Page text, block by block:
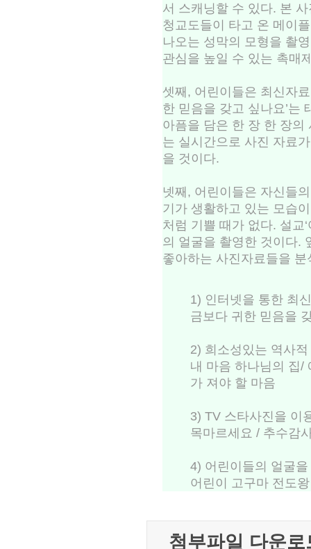
서 스캐닝할 수 있다. 본
청교도들이 타고 온 메이
나오는 성막의 모형을 촬
관심을 높일 수 있는 촉매
셋째, 어린이들은 최신자
한 믿음을 갖고 싶나요’는
아픔을 담은 한 장 한 장의
는 실시간으로 사진 자료
을 것이다.
넷째, 어린이들은 자신들
기가 생활하고 있는 모습
처럼 기쁠 때가 없다. 설교
의 얼굴을 촬영한 것이다.
좋아하는 사진자료들을
1) 인터넷을 통한 최
금보다 귀한 믿음을
2) 희소성있는 역사
내 마음 하나님의 집/
가 져야 할 마음
3) TV 스타사진을 이
목마르세요 / 추수감
4) 어린이들의 얼굴
어린이 고구마 전도왕
첨부파일 다운로